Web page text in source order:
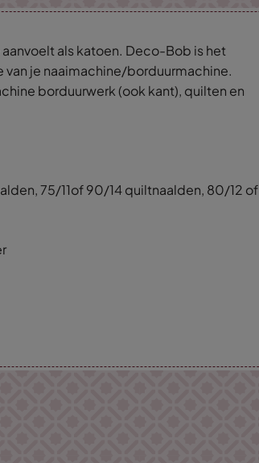
als katoen. Deco-Bob is het
je naaimachine/borduurmachine.
borduurwerk (ook kant), quilten en
75/11of 90/14 quiltnaalden, 80/12 of